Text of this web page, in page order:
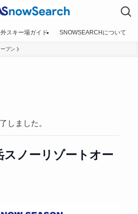
スキー場ガイド SNOWSEARCHについて
プン
しました。
スノーリゾートオー